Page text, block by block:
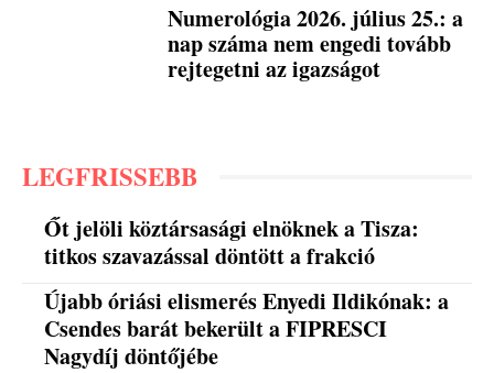
Numerológia 2026. július 25.: a
nap száma nem engedi tovább
rejtegetni az igazságot
LEGFRISSEBB
Őt jelöli köztársasági elnöknek a Tisza:
titkos szavazással döntött a frakció
Újabb óriási elismerés Enyedi Ildikónak: a
Csendes barát bekerült a FIPRESCI
Nagydíj döntőjébe